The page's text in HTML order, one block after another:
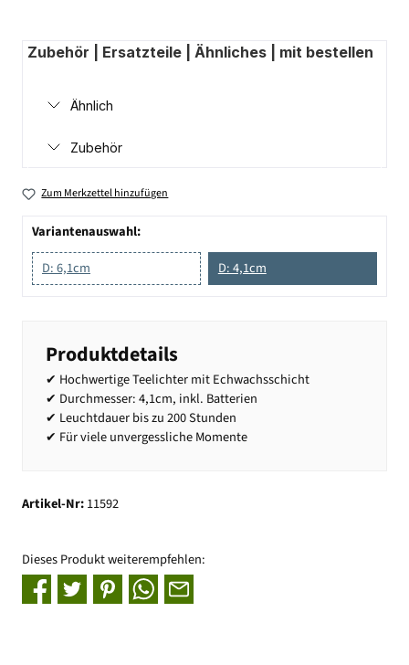
Zubehör | Ersatzteile | Ähnliches | mit bestellen
Ähnlich
Zubehör
Zum Merkzettel hinzufügen
Variantenauswahl:
D: 6,1cm
D: 4,1cm
Produktdetails
✔ Hochwertige Teelichter mit Echwachsschicht
✔ Durchmesser: 4,1cm, inkl. Batterien
✔ Leuchtdauer bis zu 200 Stunden
✔ Für viele unvergessliche Momente
Artikel-Nr:11592
Dieses Produkt weiterempfehlen: